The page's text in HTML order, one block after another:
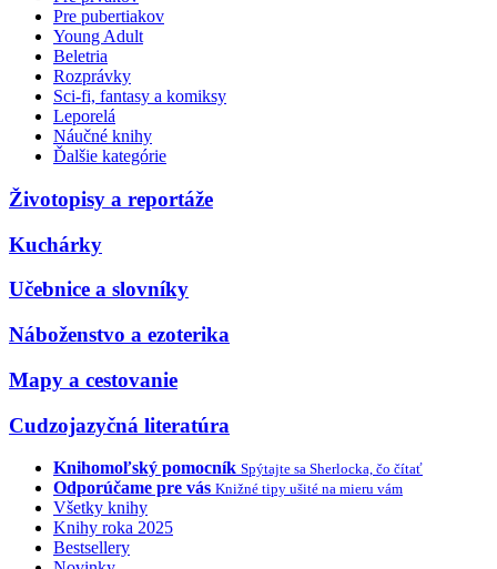
Pre pubertiakov
Young Adult
Beletria
Rozprávky
Sci-fi, fantasy a komiksy
Leporelá
Náučné knihy
Ďalšie kategórie
Životopisy a reportáže
Kuchárky
Učebnice a slovníky
Náboženstvo a ezoterika
Mapy a cestovanie
Cudzojazyčná literatúra
Knihomoľský pomocník Spýtajte sa Sherlocka, čo čítať
Odporúčame pre vás Knižné tipy ušité na mieru vám
Všetky knihy
Knihy roka 2025
Bestsellery